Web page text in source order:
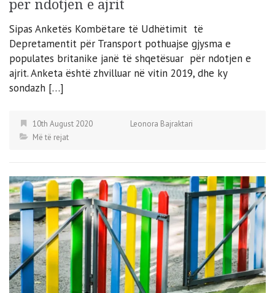
për ndotjen e ajrit
Sipas Anketës Kombëtare të Udhëtimit të
Depretamentit për Transport pothuajse gjysma e
populates britanike janë të shqetësuar për ndotjen e
ajrit. Anketa është zhvilluar në vitin 2019, dhe ky
sondazh […]
10th August 2020
Leonora Bajraktari
Më të rejat